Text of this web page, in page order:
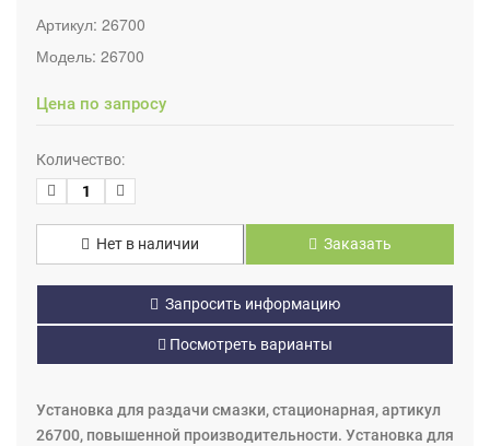
Артикул: 26700
Модель: 26700
Цена по запросу
Количество:
Нет в наличии Заказать
Запросить информацию
Посмотреть варианты
Установка для раздачи смазки, стационарная, артикул
26700, повышенной производительности. Установка для